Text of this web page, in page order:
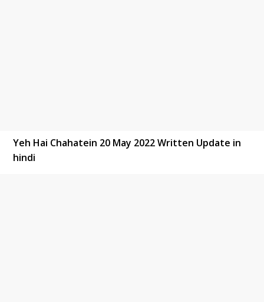
Yeh Hai Chahatein 20 May 2022 Written Update in
hindi